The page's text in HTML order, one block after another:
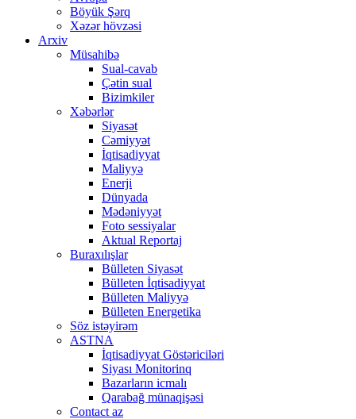
Böyük Şərq
Xəzər hövzəsi
Arxiv
Müsahibə
Sual-cavab
Çətin sual
Bizimkiler
Xəbərlər
Siyasət
Cəmiyyət
İqtisadiyyat
Maliyyə
Enerji
Dünyada
Mədəniyyət
Foto sessiyalar
Aktual Reportaj
Buraxılışlar
Bülleten Siyasət
Bülleten İqtisadiyyat
Bülleten Maliyyə
Bülleten Energetika
Söz istəyirəm
ASTNA
İqtisadiyyat Göstəriciləri
Siyası Monitorinq
Bazarların icmalı
Qarabağ münaqişəsi
Contact az